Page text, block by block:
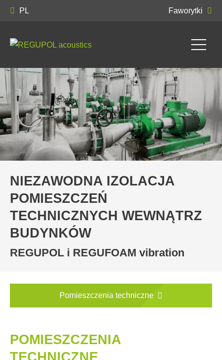
PL Faworytki
NIEZAWODNA IZOLACJA
POMIESZCZEŃ
TECHNICZNYCH WEWNĄTRZ
BUDYNKÓW
REGUPOL i REGUFOAM vibration
Pomieszczenia techniczne
POMIESZCZENIA